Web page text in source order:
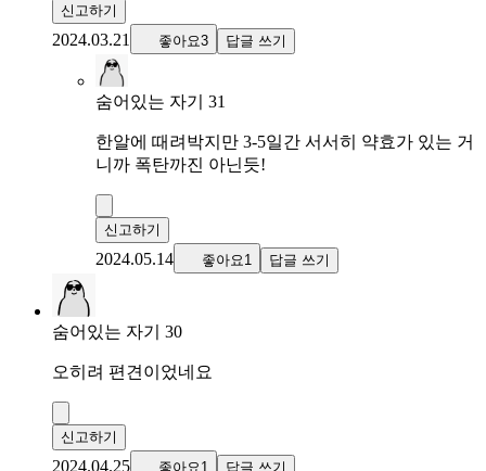
신고하기
2024.03.21 좋아요3 답글 쓰기
숨어있는 자기 31
한알에 때려박지만 3-5일간 서서히 약효가 있는 거
니까 폭탄까진 아닌듯!
신고하기
2024.05.14 좋아요1 답글 쓰기
숨어있는 자기 30
오히려 편견이었네요
신고하기
2024.04.25 좋아요1 답글 쓰기